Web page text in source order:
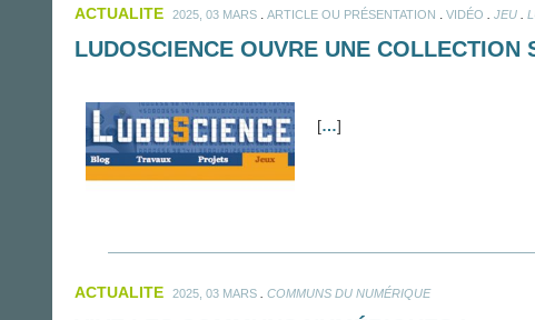
ACTUALITE 2025, 03 MARS ARTICLE OU PRÉSENTATION VIDÉO JEU
LUDOSCIENCE OUVRE UNE COLLECTION
[…]
ACTUALITE 2025, 03 MARS COMMUNS DU NUMÉRIQUE